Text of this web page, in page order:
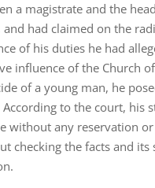
a magistrate and the
and had claimed on the
of his duties he had
influence of the Church
of a young man, he
to the court, his
without any reservation
checking the facts and its